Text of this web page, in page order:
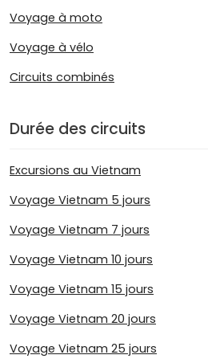
Voyage à moto
Voyage à vélo
Circuits combinés
Durée des circuits
Excursions au Vietnam
Voyage Vietnam 5 jours
Voyage Vietnam 7 jours
Voyage Vietnam 10 jours
Voyage Vietnam 15 jours
Voyage Vietnam 20 jours
Voyage Vietnam 25 jours